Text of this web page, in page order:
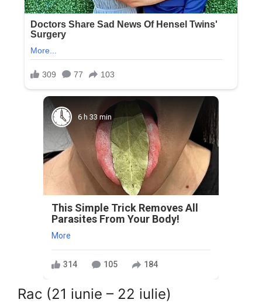
6 h 33 min
This Simple Trick Removes All
Parasites From Your Body!
More
314 105 184
Rac (21 iunie – 22 iulie)